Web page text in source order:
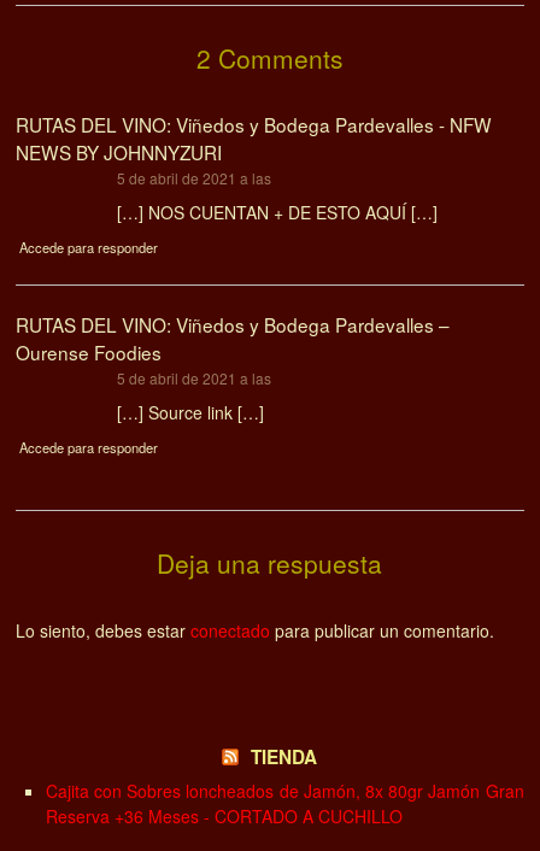
2 Comments
RUTAS DEL VINO: Viñedos y Bodega Pardevalles - NFW
NEWS BY JOHNNYZURI
5 de abril de 2021 a las
[…] NOS CUENTAN + DE ESTO AQUÍ […]
Accede para responder
RUTAS DEL VINO: Viñedos y Bodega Pardevalles –
Ourense Foodies
5 de abril de 2021 a las
[…] Source link […]
Accede para responder
Deja una respuesta
Lo siento, debes estarconectado para publicar un comentario.
TIENDA
Cajita con Sobres loncheados de Jamón, 8x 80gr Jamón Gran
Reserva +36 Meses - CORTADO A CUCHILLO